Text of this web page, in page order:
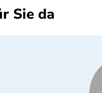
Sie da